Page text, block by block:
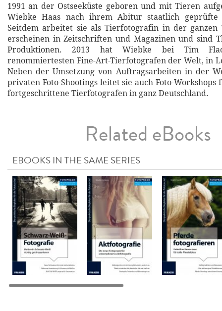
1991 an der Ostseeküste geboren und mit Tieren
Wiebke Haas nach ihrem Abitur staatlich geprüfte
Seitdem arbeitet sie als Tierfotografin in der
erscheinen in Zeitschriften und Magazinen und sind
Produktionen. 2013 hat Wiebke bei Tim
renommiertesten Fine-Art-Tierfotografen der Welt, in
Neben der Umsetzung von Auftragsarbeiten in der
privaten Foto-Shootings leitet sie auch Foto-
fortgeschrittene Tierfotografen in ganz Deutschland.
Related eBooks
EBOOKS IN THE SAME SERIES